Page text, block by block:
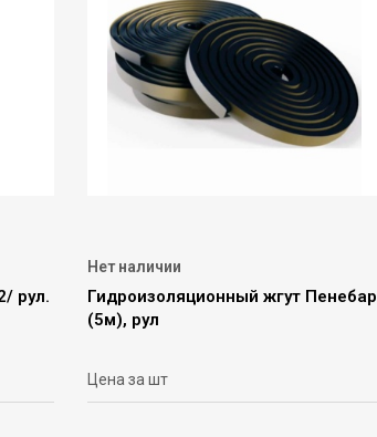
рул.
Нет наличии
Гидроизоляционный жгут Пенебар
(5м), рул
Цена за шт